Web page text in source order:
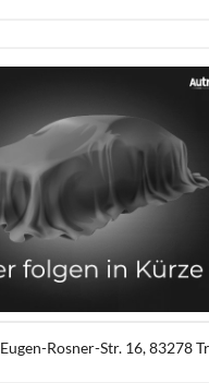
Eugen-Rosner-Str. 16,83278